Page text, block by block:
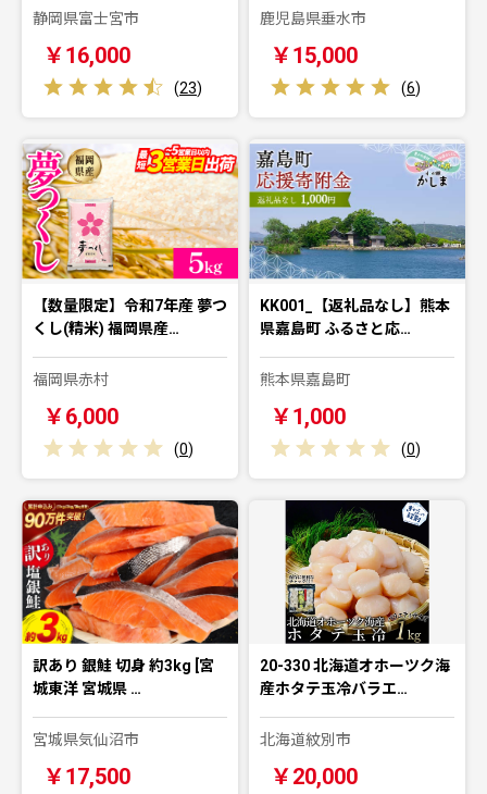
静岡県富士宮市
￥16,000
(23)
鹿児島県垂水市
￥15,000
(6)
【数量限定】令和7年産 夢つ
くし(精米) 福岡県産…
福岡県赤村
￥6,000
(0)
KK001_【返礼品なし】熊本
県嘉島町 ふるさと応…
熊本県嘉島町
￥1,000
(0)
訳あり 銀鮭 切身 約3kg [宮
城東洋 宮城県 …
宮城県気仙沼市
￥17,500
20-330 北海道オホーツク海
産ホタテ玉冷バラエ…
北海道紋別市
￥20,000